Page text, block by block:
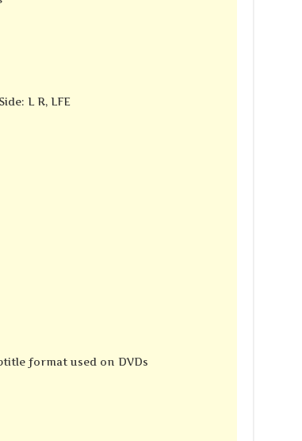
L R, LFE
format used on DVDs